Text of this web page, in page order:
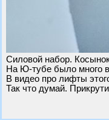
Силовой набор.
На Ю-тубе было много
В видео про лифты
Так что думай.